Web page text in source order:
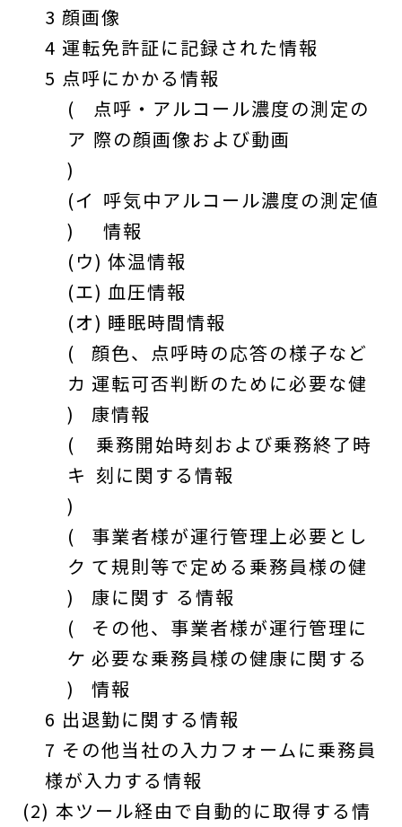
3 顔画像
4 運転免許証に記録された情報
5 点呼にかかる情報
(
ア
)
点呼・アルコール濃度の測定の
際の顔画像および動画
(イ
)
呼気中アルコール濃度の測定値
情報
(ウ) 体温情報
(エ) 血圧情報
(オ) 睡眠時間情報
(
カ
)
顔色、点呼時の応答の様子など
運転可否判断のために必要な健
康情報
(
キ
)
乗務開始時刻および乗務終了時
刻に関する情報
(
ク
)
事業者様が運行管理上必要とし
て規則等で定める乗務員様の健
康に関す る情報
(
ケ
)
その他、事業者様が運行管理に
必要な乗務員様の健康に関する
情報
6 出退勤に関する情報
7 その他当社の入力フォームに乗務員
様が入力する情報
(2) 本ツール経由で自動的に取得する情